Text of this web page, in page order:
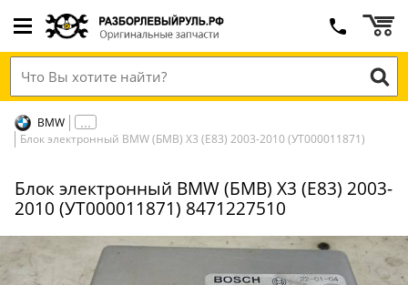
BMW
Блок электронный BMW (БМВ) X3 (E83) 2003-2010 (УТ000011871)
Блок электронный BMW (БМВ) X3 (E83) 2003-
2010 (УТ000011871) 8471227510